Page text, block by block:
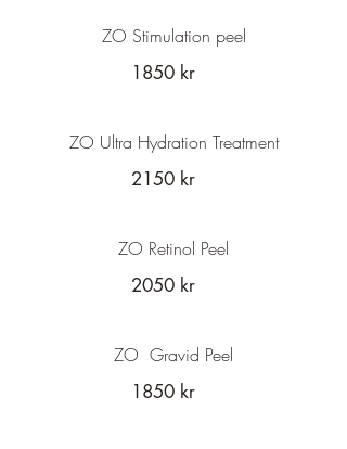
ZO Stimulation peel
1850 kr
ZO Ultra Hydration Treatment
2150 kr
ZO Retinol Peel
2050 kr
ZO Gravid Peel
1850 kr